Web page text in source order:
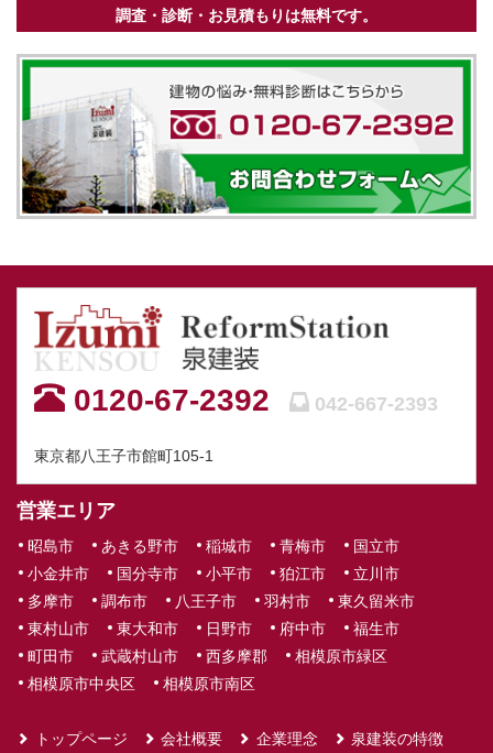
調査・診断・お見積もりは無料です。
0120-67-2392 042-667-2393
東京都八王子市館町105-1
営業エリア
昭島市 あきる野市 稲城市 青梅市
国立市
小金井市
国分寺市 小平市 狛江市
立川市
多摩市
調布市 八王子市 羽村市
東久留米市
東村山市
東大和市 日野市 府中市
福生市
町田市
武蔵村山市 西多摩郡
相模原市緑区
相模原市中央区
相模原市南区
トップページ 会社概要 企業理念 泉建装の特徴